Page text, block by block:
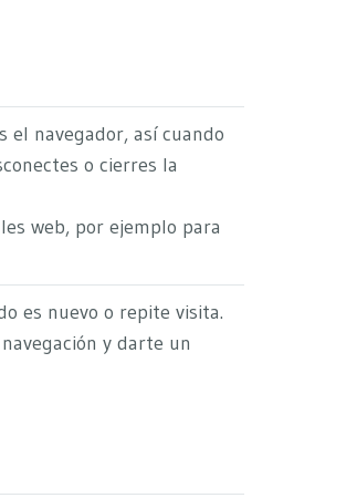
navegador, así cuando
o cierres la
web, por ejemplo para
es nuevo o repite visita.
y darte un